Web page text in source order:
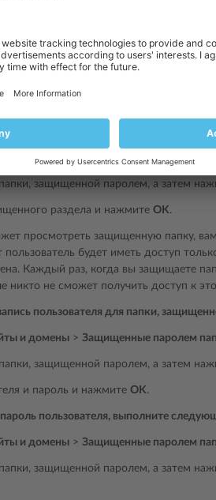
папка будет создана, если ее не
папку.
защищенного раздела,
и домены>Защищенные паролем
защищенной паролем, а затем
раздела и нажмите OK.
просмотреть защищенную папку,
пользователь будет иметь доступ
Каждый раз, когда вы защищаете
никто не сможет получить доступ к
пользователя для папки,
и домены > Защищенные паролем
защищенной паролем, а затем
и пароль и нажмите OK.
пользователя, выполните
и домены > Защищенные паролем
защищенной паролем, а затем